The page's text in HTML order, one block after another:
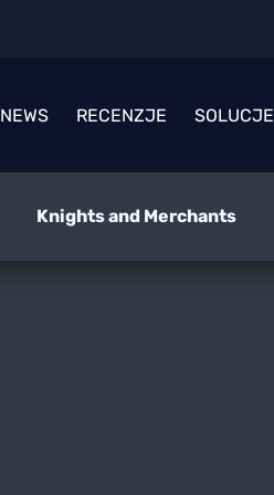
NEWS RECENZJE SOLUCJE
Knights and Merchants